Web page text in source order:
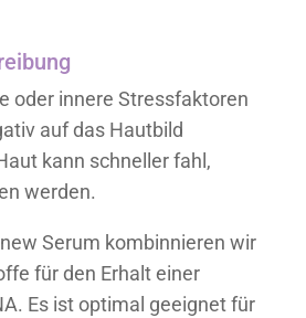
oder innere Stressfaktoren
auf das Hautbild
kann schneller fahl,
werden.
Serum kombinnieren wir
für den Erhalt einer
Es ist optimal geeignet für